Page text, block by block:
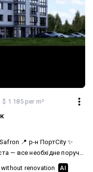
$ 1 185 per m²
✨
— все необхідне поруч:
розв’язка. 📐
without renovation AI